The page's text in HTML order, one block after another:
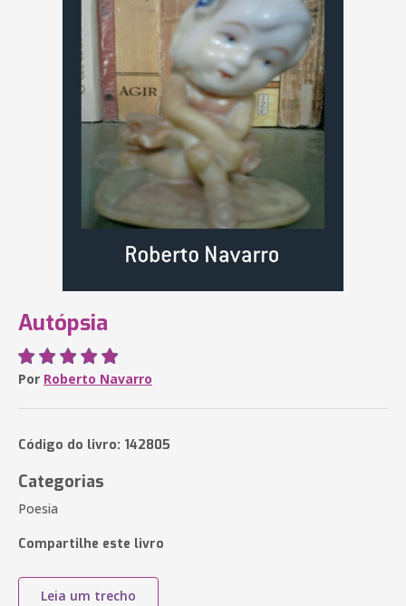
Autópsia
Por Roberto Navarro
Código do livro: 142805
Categorias
Poesia
Compartilhe este livro
Leia um trecho